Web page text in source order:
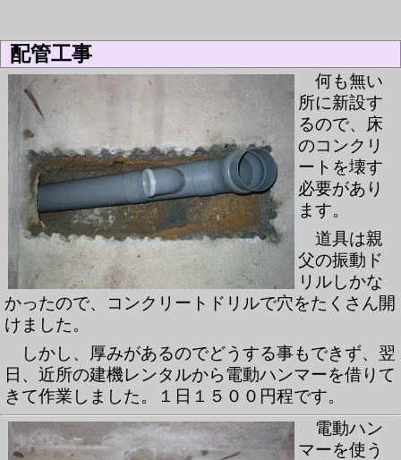
配管工事
何も無い
所に新設す
るので、床
のコンクリ
ートを壊す
必要があり
ます。
道具は親
父の振動ド
リルしかな
かったので、コンクリートドリルで穴をたくさん開
けました。
しかし、厚みがあるのでどうする事もできず、翌
日、近所の建機レンタルから電動ハンマーを借りて
きて作業しました。１日１５００円程です。
電動ハン
マーを使う